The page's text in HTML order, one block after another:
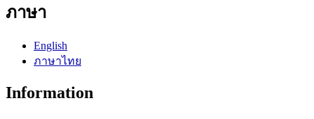
ภาษา
English
ภาษาไทย
Information